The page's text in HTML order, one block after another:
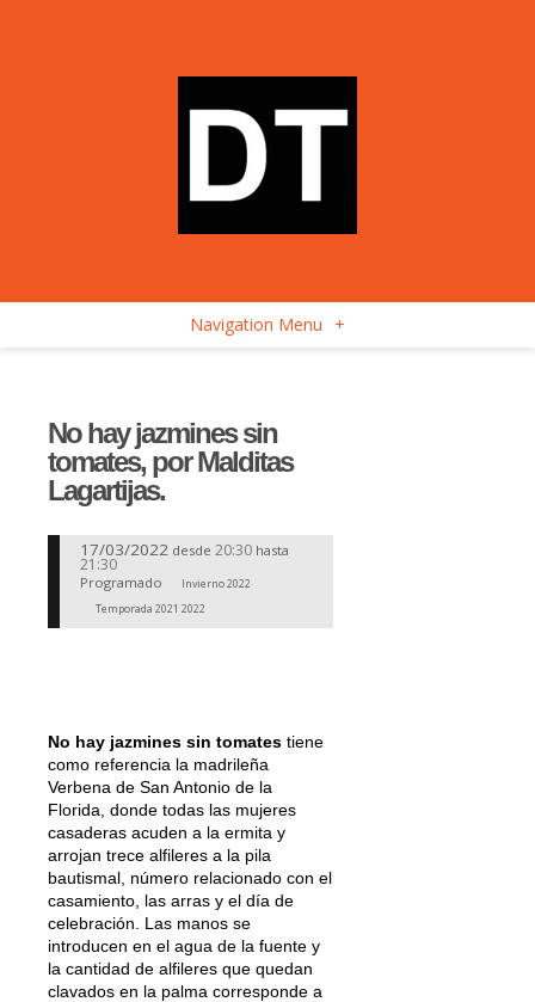
Navigation Menu +
No hay jazmines sin
tomates, por Malditas
Lagartijas.
17/03/2022 desde 20:30 hasta
21:30
Programado
Invierno 2022
Temporada 2021 2022
No hay jazmines sin tomates tiene
como referencia la madrileña
Verbena de San Antonio de la
Florida, donde todas las mujeres
casaderas acuden a la ermita y
arrojan trece alfileres a la pila
bautismal, número relacionado con el
casamiento, las arras y el día de
celebración. Las manos se
introducen en el agua de la fuente y
la cantidad de alfileres que quedan
clavados en la palma corresponde a